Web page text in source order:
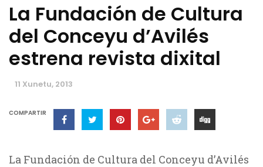
La Fundación de Cultura
del Conceyu d’Avilés
estrena revista dixital
11 Xunetu, 2013
COMPARTIR
La Fundación de Cultura del Conceyu d’Avilés